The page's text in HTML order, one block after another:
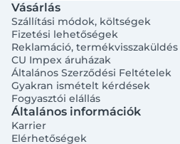
Vásárlás
Szállítási módok, költségek
Fizetési lehetőségek
Reklamáció, termékvisszaküldés
CU Impex áruházak
Általános Szerződési Feltételek
Gyakran ismételt kérdések
Fogyasztói elállás
Általános információk
Karrier
Elérhetőségek